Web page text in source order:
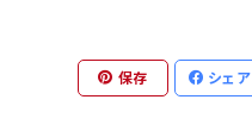
保存 シェア